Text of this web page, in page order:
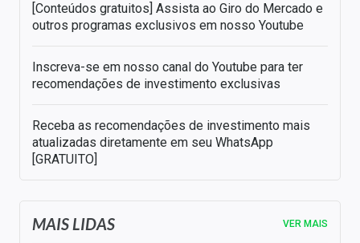
[Conteúdos gratuitos] Assista ao Giro do Mercado e
outros programas exclusivos em nosso Youtube
Inscreva-se em nosso canal do Youtube para ter
recomendações de investimento exclusivas
Receba as recomendações de investimento mais
atualizadas diretamente em seu WhatsApp
[GRATUITO]
MAIS LIDAS VER MAIS